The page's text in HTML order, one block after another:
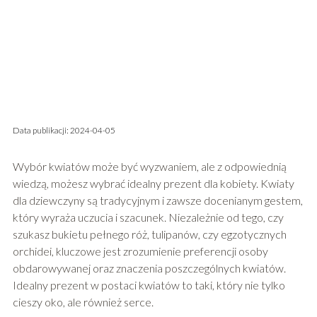
Data publikacji: 2024-04-05
Wybór kwiatów może być wyzwaniem, ale z odpowiednią
wiedzą, możesz wybrać idealny prezent dla kobiety. Kwiaty
dla dziewczyny są tradycyjnym i zawsze docenianym gestem,
który wyraża uczucia i szacunek. Niezależnie od tego, czy
szukasz bukietu pełnego róż, tulipanów, czy egzotycznych
orchidei, kluczowe jest zrozumienie preferencji osoby
obdarowywanej oraz znaczenia poszczególnych kwiatów.
Idealny prezent w postaci kwiatów to taki, który nie tylko
cieszy oko, ale również serce.